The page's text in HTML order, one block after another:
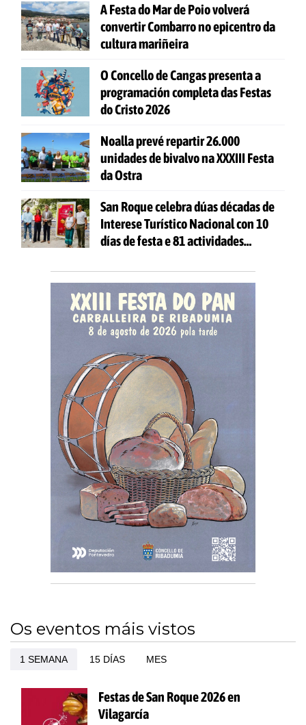
A Festa do Mar de Poio volverá
convertir Combarro no epicentro da
cultura mariñeira
O Concello de Cangas presenta a
programación completa das Festas
do Cristo 2026
Noalla prevé repartir 26.000
unidades de bivalvo na XXXIII Festa
da Ostra
San Roque celebra dúas décadas de
Interese Turístico Nacional con 10
días de festa e 81 actividades
Os eventos máis vistos
1 SEMANA 15 DÍAS MES
Festas de San Roque 2026 en
Vilagarcía